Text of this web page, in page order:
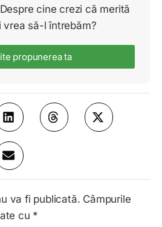
cine crezi că merită
vrea să-l întrebăm?
propunerea ta
va fi publicată. Câmpurile
cu *